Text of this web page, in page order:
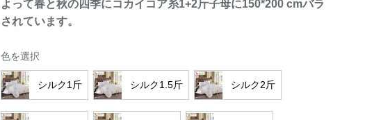
よって春と秋の四季にコカイコア糸1+2斤子母に150*200 cmバラ
されています。
色を選択
シルク1斤 シルク1.5斤 シルク2斤